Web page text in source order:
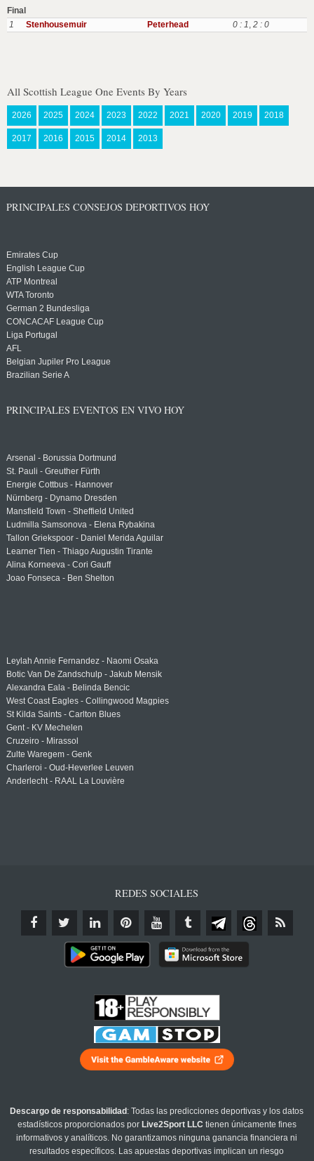
Final
1
Stenhousemuir Peterhead 0 : 1, 2 : 0
All Scottish League One Events By Years
2026 2025 2024 2023 2022 2021 2020 2019 2018
2017 2016 2015 2014 2013
PRINCIPALES CONSEJOS DEPORTIVOS HOY
Emirates Cup
English League Cup
ATP Montreal
WTA Toronto
German 2 Bundesliga
CONCACAF League Cup
Liga Portugal
AFL
Belgian Jupiler Pro League
Brazilian Serie A
PRINCIPALES EVENTOS EN VIVO HOY
Arsenal - Borussia Dortmund
St. Pauli - Greuther Fürth
Energie Cottbus - Hannover
Nürnberg - Dynamo Dresden
Mansfield Town - Sheffield United
Ludmilla Samsonova - Elena Rybakina
Tallon Griekspoor - Daniel Merida Aguilar
Learner Tien - Thiago Augustin Tirante
Alina Korneeva - Cori Gauff
Joao Fonseca - Ben Shelton
Leylah Annie Fernandez - Naomi Osaka
Botic Van De Zandschulp - Jakub Mensik
Alexandra Eala - Belinda Bencic
West Coast Eagles - Collingwood Magpies
St Kilda Saints - Carlton Blues
Gent - KV Mechelen
Cruzeiro - Mirassol
Zulte Waregem - Genk
Charleroi - Oud-Heverlee Leuven
Anderlecht - RAAL La Louvière
REDES SOCIALES
Descargo de responsabilidad : Todas las predicciones deportivas y los datos
estadísticos proporcionados por Live2Sport LLC tienen únicamente fines
informativos y analíticos. No garantizamos ninguna ganancia financiera ni
resultados específicos. Las apuestas deportivas implican un riesgo